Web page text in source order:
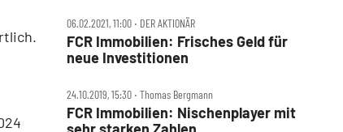
06.02.2021, 11:00 ‧ DER AKTIONÄR
FCR Immobilien: Frisches Geld für
neue Investitionen
24.10.2019, 15:30 ‧ Thomas Bergmann
FCR Immobilien: Nischenplayer mit
sehr starken Zahlen